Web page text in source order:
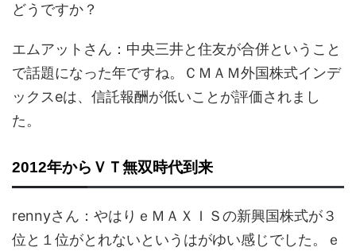
どうですか？
エムアットさん：中央三井と住友が合併ということ
で話題になった年ですね。ＣＭＡＭ外国株式インデ
ックスeは、信託報酬が低いことが評価されまし
た。
2012年からＶＴ無双時代到来
rennyさん：やはりｅＭＡＸＩＳの新興国株式が３
位と１位がとれないというはがゆい感じでした。ｅ